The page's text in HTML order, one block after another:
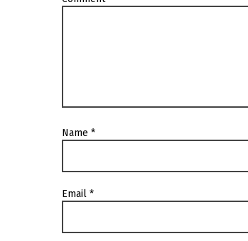
Name *
Email *